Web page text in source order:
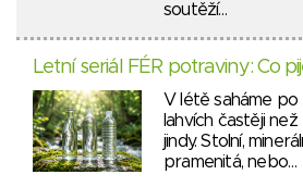
soutěží…
Letní seriál FÉR potraviny: Co
V létě saháme po
lahvích častěji než
jindy. Stolní,
pramenitá, nebo…